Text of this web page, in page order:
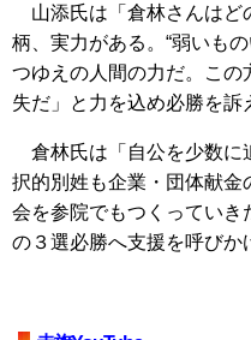
山添氏は「倉林さんはど
柄、実力がある。“弱いも
つゆえの人間の力だ。この
失だ」と力を込め必勝を訴
倉林氏は「自公を少数に
択的別姓も企業・団体献金
会を参院でもつくってい
の３選必勝へ支援を呼びか